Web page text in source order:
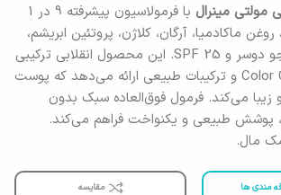
مینرال
با فرمولاسیون پیشرفته 9 در 1
ماکادمیا، آرگان، کلاژن، پروتئین ابریشم،
ویتامین C، عصاره جو دوسر و SPF 25. این محصول انقلابی ترکیبی
از تکنولوژی Color Control و ترکیبات طبیعی ارائه می‌دهد که پوست
زیبا می‌کند. فرمول فوق‌العاده سبک بدون
پوشش طبیعی و یکنواخت فراهم می‌کند.
مال.
مندی ها مقایسه